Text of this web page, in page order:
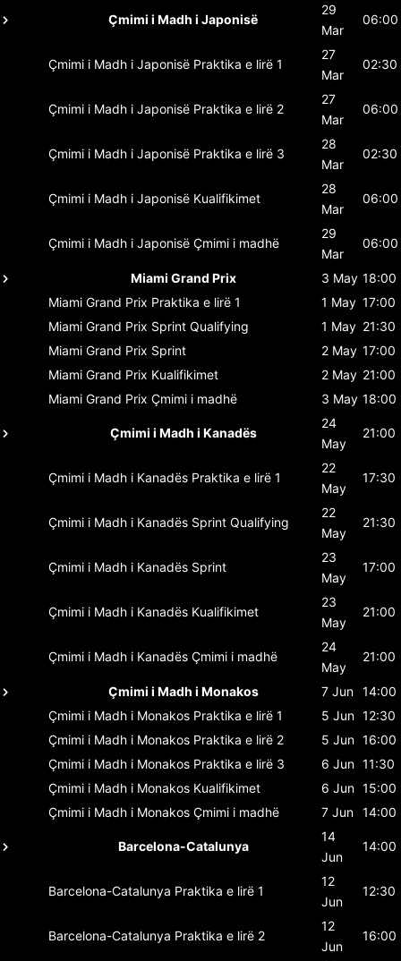
Çmimi i Madh i Japonisë
29
Mar
06:00
Çmimi i Madh i Japonisë Praktika e lirë 1
27
Mar
02:30
Çmimi i Madh i Japonisë Praktika e lirë 2
27
Mar
06:00
Çmimi i Madh i Japonisë Praktika e lirë 3
28
Mar
02:30
Çmimi i Madh i Japonisë Kualifikimet
28
Mar
06:00
Çmimi i Madh i Japonisë Çmimi i madhë
29
Mar
06:00
Miami Grand Prix 3 May 18:00
Miami Grand Prix Praktika e lirë 1 1 May 17:00
Miami Grand Prix Sprint Qualifying 1 May 21:30
Miami Grand Prix Sprint 2 May 17:00
Miami Grand Prix Kualifikimet 2 May 21:00
Miami Grand Prix Çmimi i madhë 3 May 18:00
Çmimi i Madh i Kanadës
24
May
21:00
Çmimi i Madh i Kanadës Praktika e lirë 1
22
May
17:30
Çmimi i Madh i Kanadës Sprint Qualifying
22
May
21:30
Çmimi i Madh i Kanadës Sprint
23
May
17:00
Çmimi i Madh i Kanadës Kualifikimet
23
May
21:00
Çmimi i Madh i Kanadës Çmimi i madhë
24
May
21:00
Çmimi i Madh i Monakos 7 Jun 14:00
Çmimi i Madh i Monakos Praktika e lirë 1 5 Jun 12:30
Çmimi i Madh i Monakos Praktika e lirë 2 5 Jun 16:00
Çmimi i Madh i Monakos Praktika e lirë 3 6 Jun 11:30
Çmimi i Madh i Monakos Kualifikimet 6 Jun 15:00
Çmimi i Madh i Monakos Çmimi i madhë 7 Jun 14:00
Barcelona-Catalunya
14
Jun
14:00
Barcelona-Catalunya Praktika e lirë 1
12
Jun
12:30
Barcelona-Catalunya Praktika e lirë 2
12
Jun
16:00